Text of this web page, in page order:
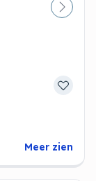
Meer zien